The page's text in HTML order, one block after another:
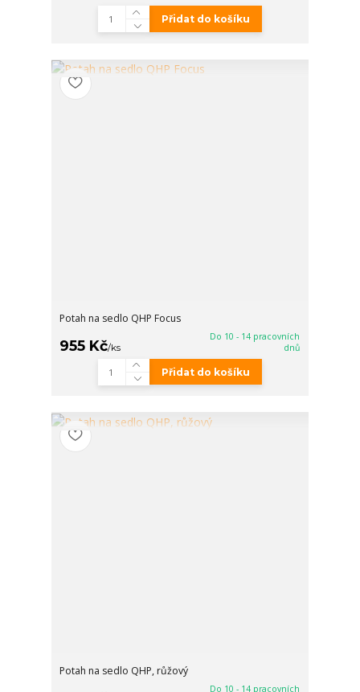
Přidat do košíku
Potah na sedlo QHP Focus
955 Kč/ks
Do 10 - 14 pracovních
dnů
Přidat do košíku
Potah na sedlo QHP, růžový
Do 10 - 14 pracovních